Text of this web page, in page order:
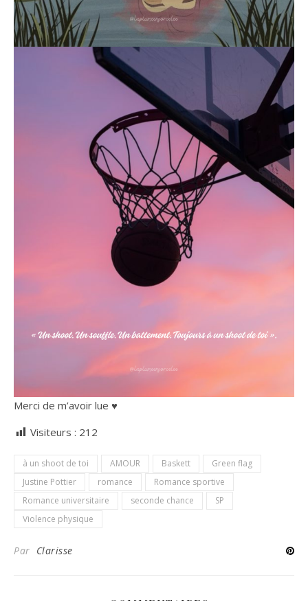
Merci de m’avoir lue ♥️
Visiteurs : 212
à un shoot de toi AMOUR Baskett
Green flag
Justine Pottier
romance
Romance sportive
Romance universitaire
seconde chance
SP
Violence physique
Par Clarisse